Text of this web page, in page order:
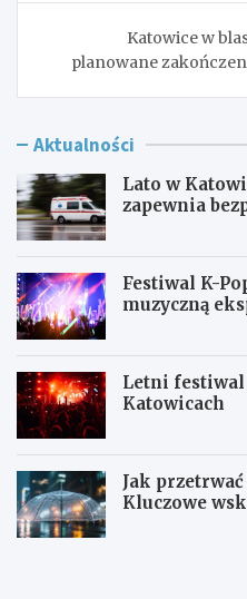
Katowice w
planowane
Aktualności
Lato w
zapewnia
Festiwal K-
muzyczną
Letni
Katowicach
Jak
Kluczowe
L
F